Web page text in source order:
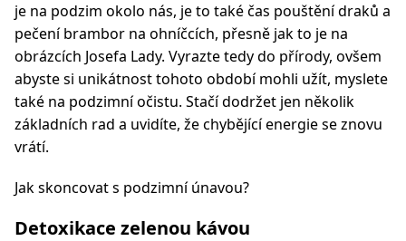
je na podzim okolo nás, je to také čas pouštění draků a
pečení brambor na ohníčcích, přesně jak to je na
obrázcích Josefa Lady. Vyrazte tedy do přírody, ovšem
abyste si unikátnost tohoto období mohli užít, myslete
také na podzimní očistu. Stačí dodržet jen několik
základních rad a uvidíte, že chybějící energie se znovu
vrátí.
Jak skoncovat s podzimní únavou?
Detoxikace zelenou kávou